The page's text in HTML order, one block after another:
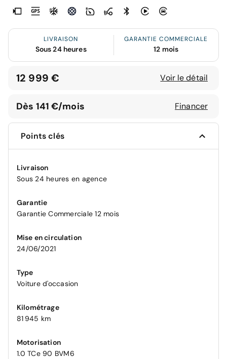
LIVRAISON
Sous 24 heures
GARANTIE COMMERCIALE
12 mois
12 999 € Voir le détail
Dès 141 €/mois Financer
Points clés
Livraison
Sous 24 heures en agence
Garantie
Garantie Commerciale 12 mois
Mise en circulation
24/06/2021
Type
Voiture d'occasion
Kilométrage
81 945 km
Motorisation
1.0 TCe 90 BVM6